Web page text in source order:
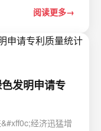
实验&#xff0c;我需
阅读更多
发明申请专
经济迅猛增